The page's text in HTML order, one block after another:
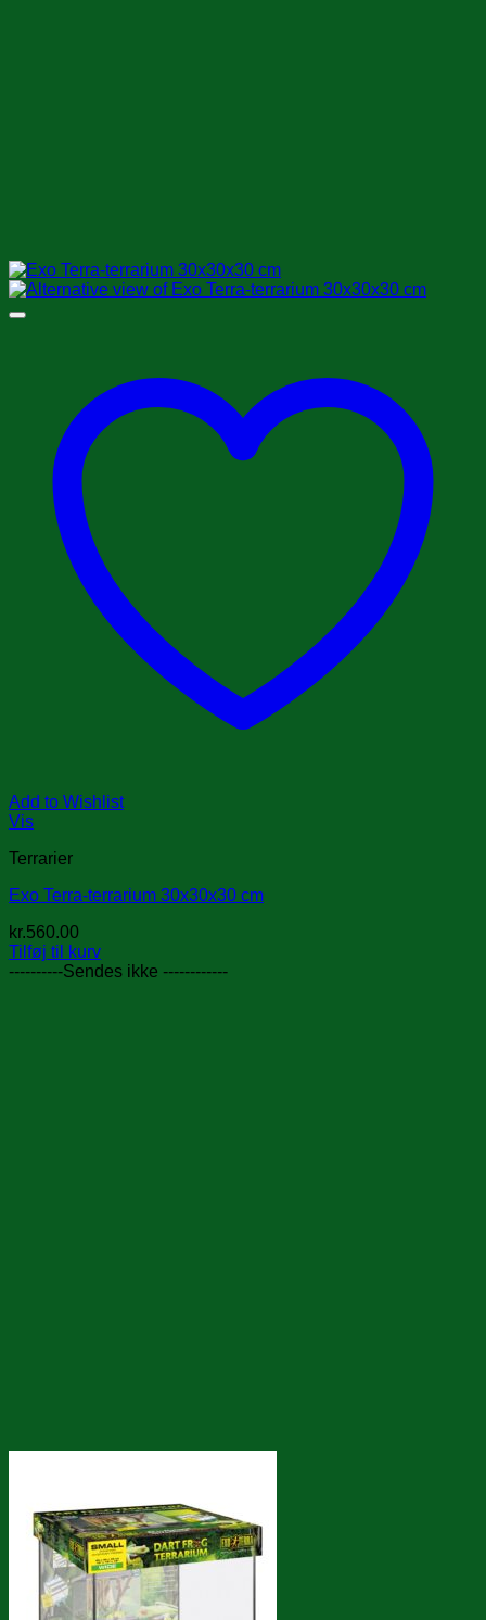
Add to Wishlist
Vis
Terrarier
Exo Terra-terrarium 30x30x30 cm
kr.560.00
Tilføj til kurv
----------Sendes ikke ------------